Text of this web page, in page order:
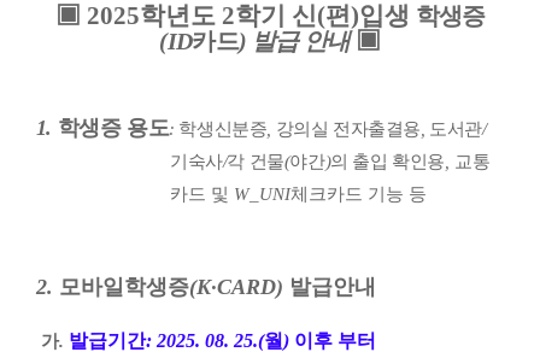
▣ 2025학년도 2학기 신(편)입생 학생증
(ID카드) 발급 안내 ▣
1. 학생증 용도: 학생신분증 강의실 전자출결용 도서관/
기숙사/각 건물(야간)의 출입 확인용
교통
카드 및 W_UNI체크카드 기능 등
2. 모바일학생증(K·CARD) 발급안내
가. 발급기간: 2025. 08. 25.(월 ) 이후 부터